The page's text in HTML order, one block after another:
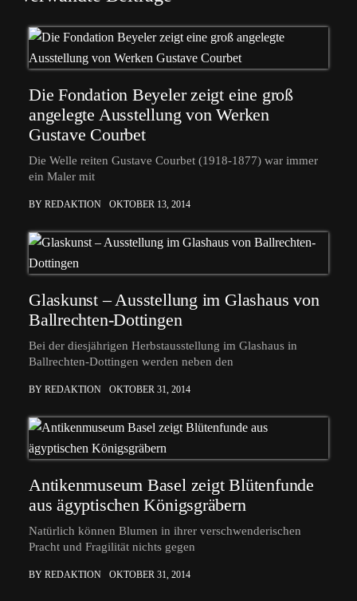
Die Fondation Beyeler zeigt eine groß
angelegte Ausstellung von Werken
Gustave Courbet
Die Welle reiten Gustave Courbet (1918-1877) war immer
ein Maler mit
BY REDAKTION OKTOBER 13, 2014
Glaskunst – Ausstellung im Glashaus von
Ballrechten-Dottingen
Bei der diesjährigen Herbstausstellung im Glashaus in
Ballrechten-Dottingen werden neben den
BY REDAKTION OKTOBER 31, 2014
Antikenmuseum Basel zeigt Blütenfunde
aus ägyptischen Königsgräbern
Natürlich können Blumen in ihrer verschwenderischen
Pracht und Fragilität nichts gegen
BY REDAKTION OKTOBER 31, 2014